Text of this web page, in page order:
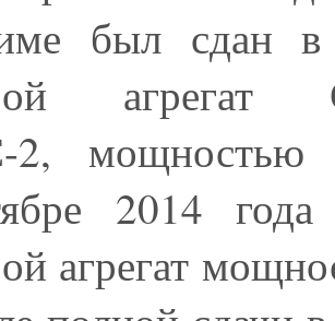
был сдан в
агрегат
2,
2014
агрегат